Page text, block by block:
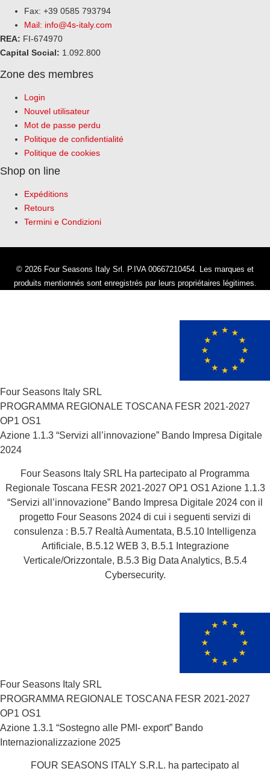
Fax: +39 0585 793794
Mail: info@4s-italy.com
REA: FI-674970
Capital Social: 1.092.800
Zone des membres
Login
Nouvel utilisateur
Mot de passe perdu
Politique de confidentialité
Politique de cookies
Shop on line
Expéditions
Retours
Termini e Condizioni
© 2026 Four Seasons Italy Srl. P.IVA 00667210454. Les marques et
produits mentionnés sont enregistrés par leurs propriétaires légitimes.
Four Seasons Italy SRL
PROGRAMMA REGIONALE TOSCANA FESR 2021-2027
OP1 OS1
Azione 1.1.3 “Servizi all’innovazione” Bando Impresa Digitale
2024
Four Seasons Italy SRL Ha partecipato al Programma
Regionale Toscana FESR 2021-2027 OP1 OS1 Azione 1.1.3
“Servizi all’innovazione” Bando Impresa Digitale 2024 con il
progetto Four Seasons 2024 di cui i seguenti servizi di
consulenza : B.5.7 Realtà Aumentata, B.5.10 Intelligenza
Artificiale, B.5.12 WEB 3, B.5.1 Integrazione
Verticale/Orizzontale, B.5.3 Big Data Analytics, B.5.4
Cybersecurity.
Four Seasons Italy SRL
PROGRAMMA REGIONALE TOSCANA FESR 2021-2027
OP1 OS1
Azione 1.3.1 “Sostegno alle PMI- export” Bando
Internazionalizzazione 2025
FOUR SEASONS ITALY S.R.L. ha partecipato al